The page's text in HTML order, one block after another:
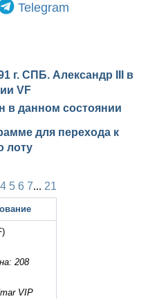
Telegram
г. СПБ. Александр III в
VF
в данном состоянии
для перехода к
лоту
4 5 6 7... 21
208
VIP